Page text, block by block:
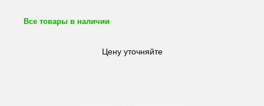
Все товары в наличии
Цену уточняйте